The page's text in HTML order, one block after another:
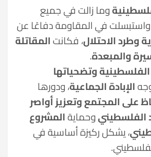
وما زالت في جميع
في المقاومة دفاعًا عن
وطرد الاحتلال، فكانتالمقاتلة
والمبعدة.
وتضحياتها
الإبادة الجماعية، ودورها
على المجتمع وتعزيز أواصر
الفلسطينيوحمايةالمشروع
، يشكل ركيزة أساسية في